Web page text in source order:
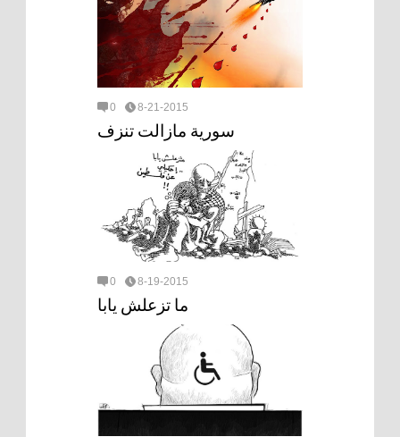
0 8-21-2015
سورية مازالت تنزف
0 8-19-2015
ما تزعلش يابا